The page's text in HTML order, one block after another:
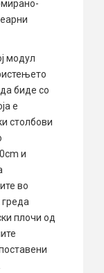
модул
биде со
е
столбови
и
во
плочи од